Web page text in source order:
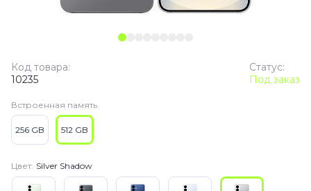
Статус:
Под заказ
Код товара:
10235
Встроенная память
256 GB 512 GB
Цвет: Silver Shadow